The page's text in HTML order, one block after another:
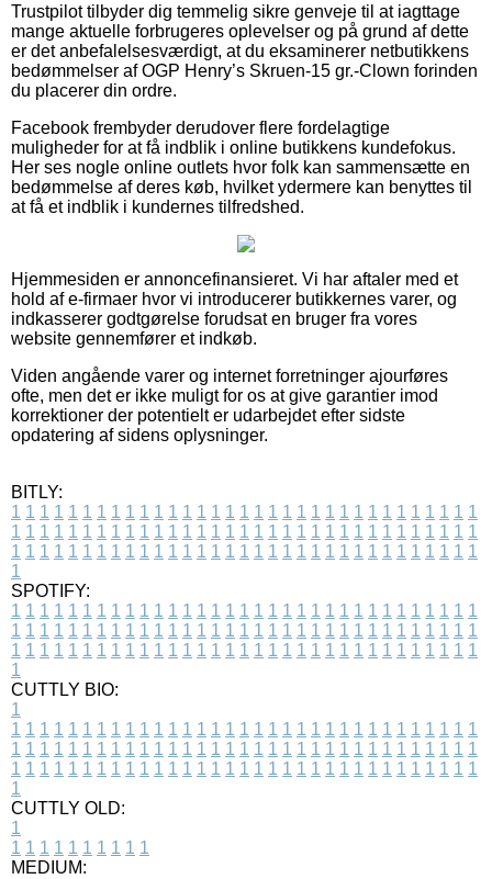
Trustpilot tilbyder dig temmelig sikre genveje til at iagttage
mange aktuelle forbrugeres oplevelser og på grund af dette
er det anbefalelsesværdigt, at du eksaminerer netbutikkens
bedømmelser af OGP Henry’s Skruen-15 gr.-Clown forinden
du placerer din ordre.
Facebook frembyder derudover flere fordelagtige
muligheder for at få indblik i online butikkens kundefokus.
Her ses nogle online outlets hvor folk kan sammensætte en
bedømmelse af deres køb, hvilket ydermere kan benyttes til
at få et indblik i kundernes tilfredshed.
Hjemmesiden er annoncefinansieret. Vi har aftaler med et
hold af e-firmaer hvor vi introducerer butikkernes varer, og
indkasserer godtgørelse forudsat en bruger fra vores
website gennemfører et indkøb.
Viden angående varer og internet forretninger ajourføres
ofte, men det er ikke muligt for os at give garantier imod
korrektioner der potentielt er udarbejdet efter sidste
opdatering af sidens oplysninger.
BITLY:
1 1 1 1 1 1 1 1 1 1 1 1 1 1 1 1 1 1 1 1 1 1 1 1 1 1 1 1 1 1 1 1 1
1 1 1 1 1 1 1 1 1 1 1 1 1 1 1 1 1 1 1 1 1 1 1 1 1 1 1 1 1 1 1 1 1
1 1 1 1 1 1 1 1 1 1 1 1 1 1 1 1 1 1 1 1 1 1 1 1 1 1 1 1 1 1 1 1 1
1
SPOTIFY:
1 1 1 1 1 1 1 1 1 1 1 1 1 1 1 1 1 1 1 1 1 1 1 1 1 1 1 1 1 1 1 1 1
1 1 1 1 1 1 1 1 1 1 1 1 1 1 1 1 1 1 1 1 1 1 1 1 1 1 1 1 1 1 1 1 1
1 1 1 1 1 1 1 1 1 1 1 1 1 1 1 1 1 1 1 1 1 1 1 1 1 1 1 1 1 1 1 1 1
1
CUTTLY BIO:
1
1 1 1 1 1 1 1 1 1 1 1 1 1 1 1 1 1 1 1 1 1 1 1 1 1 1 1 1 1 1 1 1 1
1 1 1 1 1 1 1 1 1 1 1 1 1 1 1 1 1 1 1 1 1 1 1 1 1 1 1 1 1 1 1 1 1
1 1 1 1 1 1 1 1 1 1 1 1 1 1 1 1 1 1 1 1 1 1 1 1 1 1 1 1 1 1 1 1 1
1
CUTTLY OLD:
1
1 1 1 1 1 1 1 1 1 1
MEDIUM: